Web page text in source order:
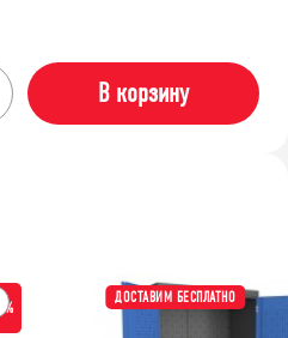
В корзину
ДОСТАВИМ БЕСПЛАТНО